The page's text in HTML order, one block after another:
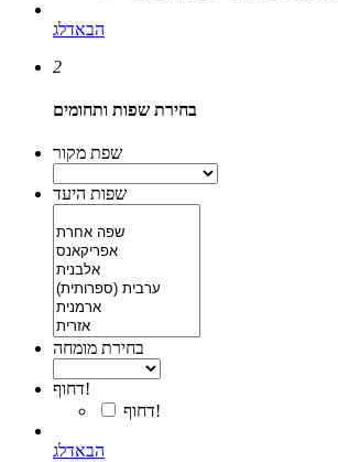
הבאדלג
2
בחירת שפות ותחומים
שפת מקור
שפות היעד
בחירת מומחה
דחוף!
דחוף!
הבאדלג